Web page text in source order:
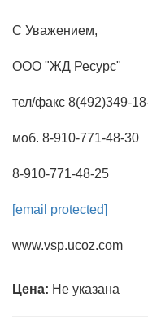
[email protected]
www.vsp.ucoz.com
Цена: